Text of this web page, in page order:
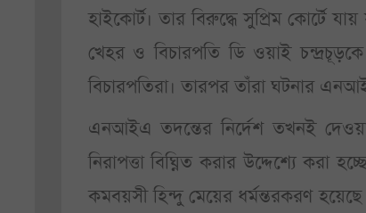
হাইকোর্ট। তার বিরুদ্ধে সুপ্রিম কোর্টে
খেহর ও বিচারপতি ডি ওয়াই
বিচারপতিরা। তারপর তাঁরা ঘটনার
এনআইএ তদন্তের নির্দেশ তখনই
নিরাপত্তা বিঘ্নিত করার উদ্দেশ্যে করা
কমবয়সী হিন্দু মেয়ের ধর্মন্তরকরণ